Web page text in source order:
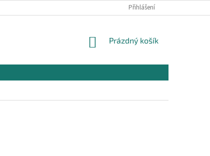
REKLAMAČNÍ PODMÍNKY
Přihlášení
NÁKUPNÍ
Prázdný košík